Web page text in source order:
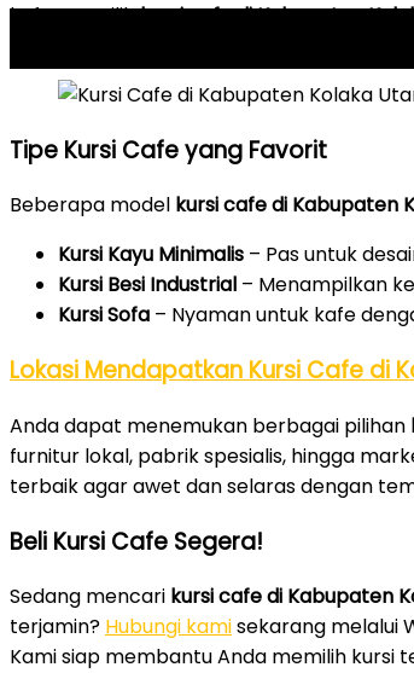
kafe, memilihkursi cafe di Kabupaten
Tipe Kursi Cafe yang Favorit
Beberapa model kursi cafe di Kabupaten
Kursi Kayu Minimalis – Pas untuk
Kursi Besi Industrial – Menampilkan
Kursi Sofa – Nyaman untuk kafe
Lokasi Mendapatkan Kursi Cafe di
Anda dapat menemukan berbagai pilihan
furnitur lokal, pabrik spesialis, hingga
terbaik agar awet dan selaras dengan
Beli Kursi Cafe Segera!
Sedang mencari kursi cafe di Kabupaten
terjamin? Hubungi kamisekarang melalui
Kami siap membantu Anda memilih kursi